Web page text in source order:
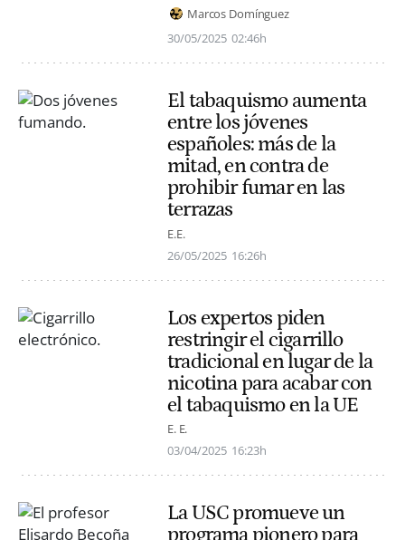
Marcos Domínguez
30/05/2025 02:46h
El tabaquismo aumenta
entre los jóvenes
españoles: más de la
mitad, en contra de
prohibir fumar en las
terrazas
E.E.
26/05/2025 16:26h
Los expertos piden
restringir el cigarrillo
tradicional en lugar de la
nicotina para acabar con
el tabaquismo en la UE
E. E.
03/04/2025 16:23h
La USC promueve un
programa pionero para